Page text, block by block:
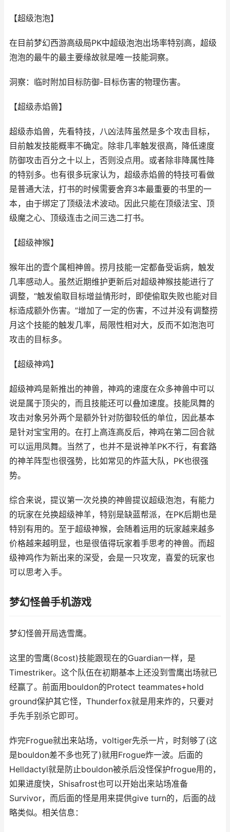
【超级泡泡】
在目前梦幻西游高级局PK中超级泡泡出场率特别高，超级
泡泡的最牛的最主要缘故就是唯一技能洞察。
洞察：临时附加目标防御-目标伤害的物理伤害。
【超级赤焰兽】
超级赤焰兽，先看特技，八凶法阵虽然是多个攻击目标，
目前触发技能概率不确定。除非几率触发很高，降低速度
防御攻击百分之十以上，否则没点用。或者除非降属性降
的特别多。也有很多玩家认为，超级赤焰兽的特技可看做
是普通大法，打书的时候需要舍弃3本最重要的书里的一
本，由于绑定了顶级法术波动。因此只能在顶级法宝、顶
级魔之心、顶级连击之间三选二打书。
【超级神猴】
猴年出的壹个属相神兽。捞月技能一定都备受诟病，触发
几率感动人。虽然近期维护更新后对超级神猴技能进行了
调整，“触发偷取目标增益情形时，即使偷取失败也能对目
标造成额外伤害。”增加了一定的伤害，不过并没有调整捞
月这个技能的触发几率，局限性相对大，反而不如泡泡可
攻击的目标多。
【超级神鸡】
超级神鸡是新推出的神兽，神鸡的速度在众多神兽中可以
说是属于顶尖的，而且技能还可以叠加速度。技能凤舞的
攻击对象另外两个是额外针对防御较低的单位，因此基本
是针对宝宝用的。在打上高连高反后，神鸡在第二回合就
可以运用凤舞。当然了，也并不是说神羊PK不行，有套路
的神羊阵型也很强势，比如常见的炸蓝大队，PK也很强
势。
综合来说，提议第一次兑换的神兽提议超级泡泡，有能力
的玩家在兑换超级神羊，特别是缺蓝帮派，在PK后期也是
特别有用的。至于超级神猴，会随着运用的玩家越来越多
价格越来越明显，也是很值得玩家着手思考的神兽。而超
级神鸡作为新出来的深受，会是一只攻宠，喜爱的玩家也
可以思考入手。
梦幻怪兽手机游戏
梦幻怪兽开局选雪鹰。
这里的雪鹰(8cost)技能跟现在的Guardian一样，是
Timestriker。这个队伍在初期基本上还没到雪鹰出场就已
经赢了。前面用bouldon的Protect teammates+hold
ground保护其它怪，Thunderfox就是用来炸的，只要对
手先手别杀它即可。
炸完Frogue就出来站场，voltiger先杀一片，时刻够了(这
是bouldon差不多也死了)就用Frogue炸一波。后面的
Helldactyl就是防止bouldon被杀后没怪保护frogue用的，
如果进度快，Shisafrost也可以开始出来站场准备
Survivor，而后面的怪是用来提供give turn的，后面的战
略类似。相关信息：